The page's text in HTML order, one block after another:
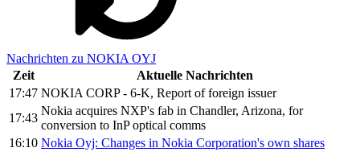
Nachrichten zu NOKIA OYJ
Zeit
Aktuelle Nachrichten
17:47 NOKIA CORP - 6-K, Report of foreign issuer
17:43
Nokia acquires NXP's fab in Chandler, Arizona, for
conversion to InP optical comms
16:10 Nokia Oyj: Changes in Nokia Corporation's own shares